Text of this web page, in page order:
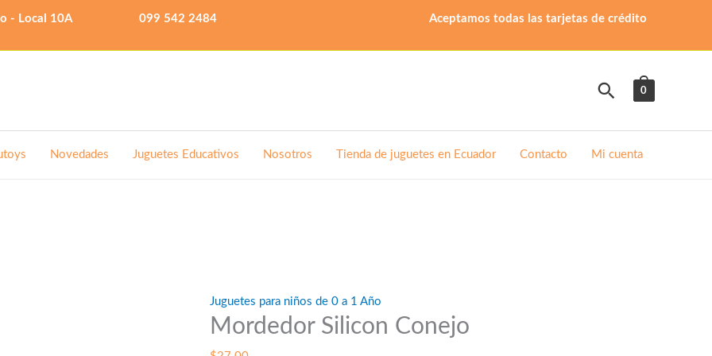
- Local 10A 099 542 2484 Aceptamos todas las tarjetas de crédito
Buscar
0
Novedades Juguetes Educativos Nosotros Tienda de juguetes en Ecuador Contacto Mi cuenta
Juguetes para niños de 0 a 1 Año
Mordedor Silicon Conejo